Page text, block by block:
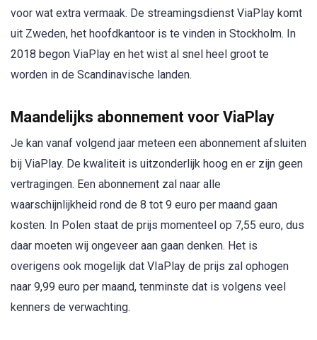
voor wat extra vermaak. De streamingsdienst ViaPlay komt
uit Zweden, het hoofdkantoor is te vinden in Stockholm. In
2018 begon ViaPlay en het wist al snel heel groot te
worden in de Scandinavische landen.
Maandelijks abonnement voor ViaPlay
Je kan vanaf volgend jaar meteen een abonnement afsluiten
bij ViaPlay. De kwaliteit is uitzonderlijk hoog en er zijn geen
vertragingen. Een abonnement zal naar alle
waarschijnlijkheid rond de 8 tot 9 euro per maand gaan
kosten. In Polen staat de prijs momenteel op 7,55 euro, dus
daar moeten wij ongeveer aan gaan denken. Het is
overigens ook mogelijk dat VIaPlay de prijs zal ophogen
naar 9,99 euro per maand, tenminste dat is volgens veel
kenners de verwachting.